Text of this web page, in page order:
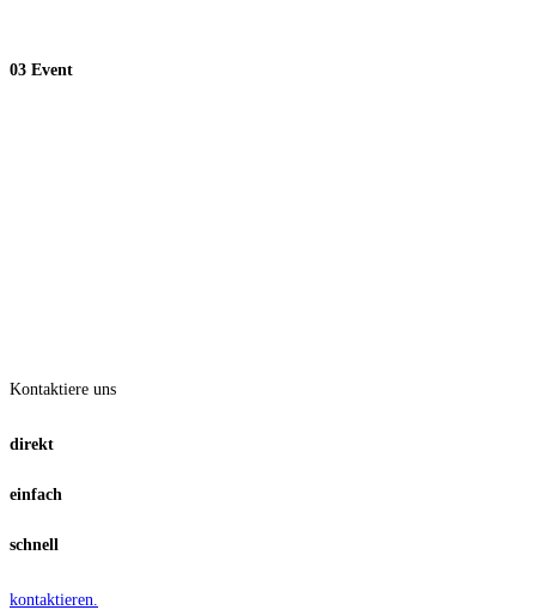
03 Event
Kontaktiere uns
direkt
einfach
schnell
kontaktieren.